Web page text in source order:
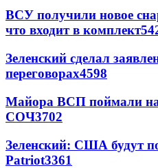
ВСУ получили новое
что входит в комплект
Зеленский сделал
переговорах4598
Майора ВСП поймали
СОЧ3702
Зеленский: США будут
Patriot3361